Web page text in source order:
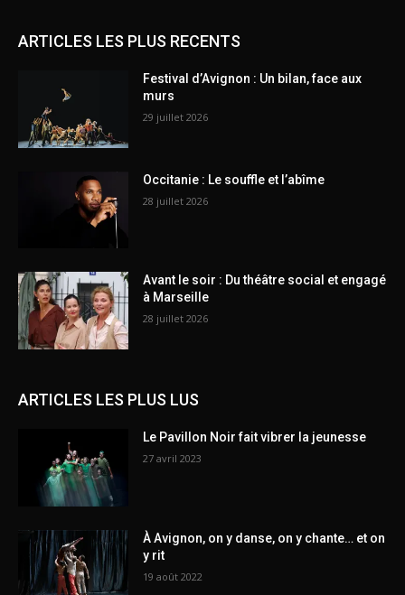
ARTICLES LES PLUS RECENTS
Festival d’Avignon : Un bilan, face aux
murs
29 juillet 2026
Occitanie : Le souffle et l’abîme
28 juillet 2026
Avant le soir : Du théâtre social et engagé
à Marseille
28 juillet 2026
ARTICLES LES PLUS LUS
Le Pavillon Noir fait vibrer la jeunesse
27 avril 2023
À Avignon, on y danse, on y chante… et on
y rit
19 août 2022